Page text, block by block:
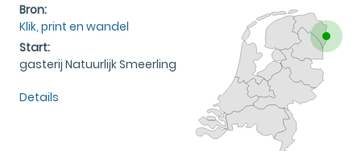
Bron:
Klik, print en wandel
Start:
gasterij Natuurlijk Smeerling
Details